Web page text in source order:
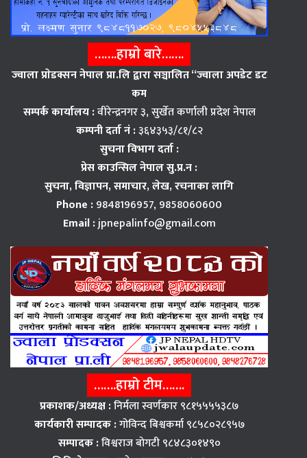
…….हाम्राे बारे…….
ज्वाला प्राेडक्सन नेपाल प्रा.लि द्वारा सञ्चालित “ज्वाला अपडेट डट
कम
सम्पर्क कार्यालय :वीरेन्द्रनगर ३, सुर्खेत कर्णाली प्रदेश नेपाल
कम्पनी दर्ता नं :३६४३५३/८१/८२
सुचना विभाग दर्ता :
प्रेस काउन्सिल नेपाल सु.प्र.न :
सुचना, विज्ञापन,समाचार, लेख, रचनाका लागि
Phone :9848196957, 9858060600
Email :jpnepalinfo@gmail.com
…….हाम्रो टीम…….
प्रकाशक/अध्यक्ष :निर्मला स्वर्णकार ९८१५५५५३८७
कार्यकारी सम्पादक :गोविन्द बिश्वकर्मा ९८५८०२८९५७
सम्पादक :विश्वराज बाेगटी ९८४८३०१४९०